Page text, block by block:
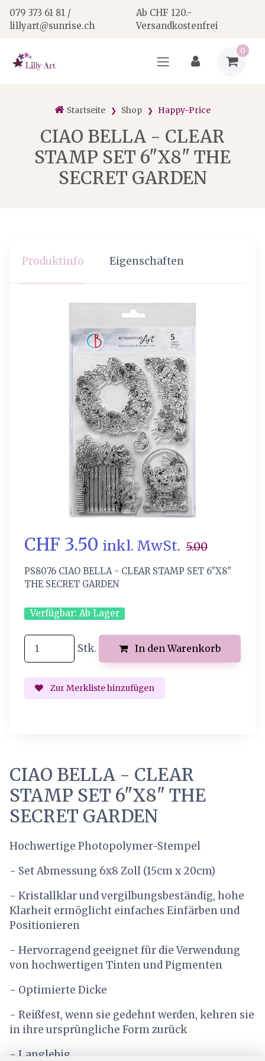
079 373 61 81 /
lillyart@sunrise.ch
Ab CHF 120.-
Versandkostenfrei
0
Startseite Shop Happy-Price
CIAO BELLA - CLEAR
STAMP SET 6"X8" THE
SECRET GARDEN
Produktinfo Eigenschaften
CHF 3.50 inkl. MwSt. 5.00
PS8076 CIAO BELLA - CLEAR STAMP SET 6"X8"
THE SECRET GARDEN
Verfügbar: Ab Lager
Stk. In den Warenkorb
Zur Merkliste hinzufügen
CIAO BELLA - CLEAR
STAMP SET 6"X8" THE
SECRET GARDEN
Hochwertige Photopolymer-Stempel
- Set Abmessung 6x8 Zoll (15cm x 20cm)
- Kristallklar und vergilbungsbeständig, hohe
Klarheit ermöglicht einfaches Einfärben und
Positionieren
- Hervorragend geeignet für die Verwendung
von hochwertigen Tinten und Pigmenten
- Optimierte Dicke
- Reißfest, wenn sie gedehnt werden, kehren sie
in ihre ursprüngliche Form zurück
- Langlebig